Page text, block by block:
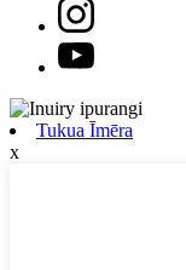
Tukua Īmēra
x